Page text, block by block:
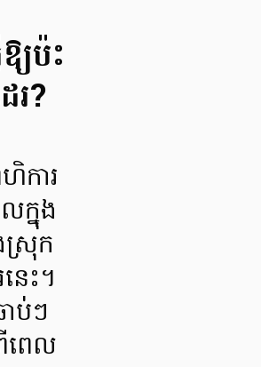
យប៉ះ
?
ការ
ក្នុង
រុក
េះ។
ប់ៗ
ពេល